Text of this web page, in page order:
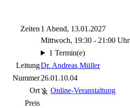
Zeiten 1 Abend, 13.01.2027
Mittwoch, 19:30 - 21:00 Uhr
1 Termin(e)
LeitungDr. Andreas Müller
Nummer26.01.10.04
Ort
Online-Veranstaltung
Preis